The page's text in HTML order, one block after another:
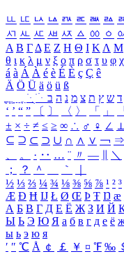
ㅥ ㅦ ㅧ ㅨ ㅩ ㅪ ㅫ ㅬ
ㅺ ㅻ ㅼ ㅽ ㅾ ㅿ ㆀ ㆁ
Α Β ΓΔ Ε Ζ Η Θ Ι ΚΛ Μ
θ ι κ λ μ ν ξ ο π ρ σ τ υ φ χ
á à Á À é è É È ç Ç ê
Ä Ö Ü ä ö ü ß
ִֶֹ ֻּ ׁׂ ד ש ץ ת צ מ נ ה ב
‘ ’ “ ” 〔 〕 〈 〉 「 」
± × ÷ ≠ ≤ ≥ ∞ ∴ ♂ ♀ ∠ ⊥
⊆ ⊇ ⊂ ⊃ ∪ ∩ ∧ ∨ ￢ ⇒
、
。 · ‥ … ¨ 〃 ― ＼
；
？ ＾ ｀
½ ⅓ ⅔ ¼ ¾ ⅛ ⅜ ⅝ ⅞ ¹ ² ³
Æ Ð Ħ Ĳ Ł Ø Œ Þ Ŧ Ŋ æ
А Б В Г Д Е Ё Ж З И Й
Ы Ь Э Ю Я а б в г д е ё
ы ь э ю я
′ ″ ℃ Å ￠ ￡ ￥ ¤ ℉ ‰